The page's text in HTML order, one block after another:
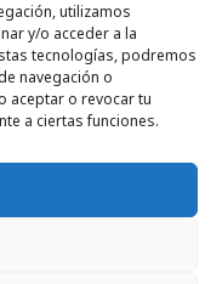
utilizamos
y/o acceder a la
tecnologías, podremos
navegación o
aceptar o revocar tu
a ciertas funciones.
DEL LECTOR